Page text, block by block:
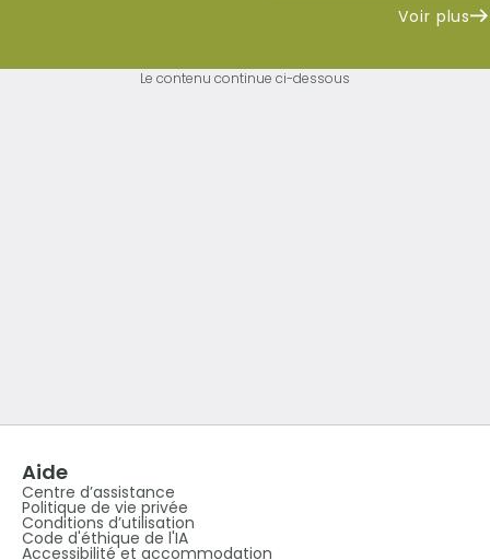
Voir plus
Le contenu continue ci-dessous
Aide
Centre d’assistance
Politique de vie privée
Conditions d’utilisation
Code d'éthique de l'IA
Accessibilité et accommodation